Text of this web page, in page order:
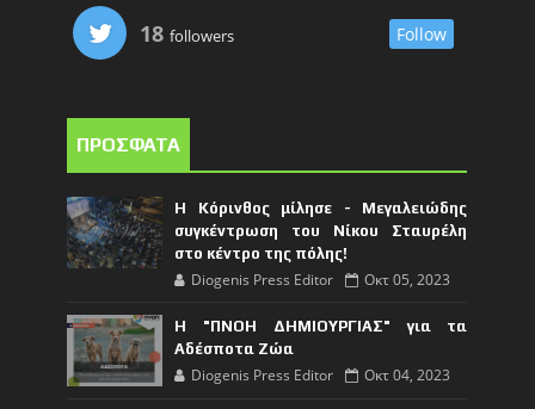
18 followers Follow
ΠΡΟΣΦΑΤΑ
Η Κόρινθος μίλησε - Μεγαλειώδης
συγκέντρωση του Νίκου Σταυρέλη
στο κέντρο της πόλης!
Diogenis Press Editor Οκτ 05, 2023
Η "ΠΝΟΗ ΔΗΜΙΟΥΡΓΙΑΣ" για τα
Αδέσποτα Ζώα
Diogenis Press Editor Οκτ 04, 2023